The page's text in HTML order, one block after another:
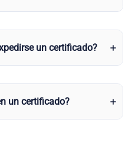
un certificado?
un certificado?